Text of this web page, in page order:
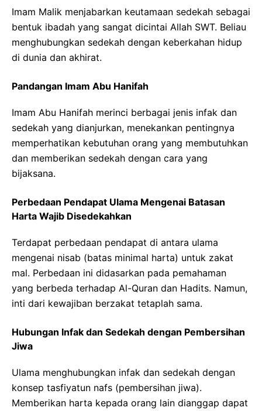
Imam Malik menjabarkan keutamaan sedekah sebagai
bentuk ibadah yang sangat dicintai Allah SWT. Beliau
menghubungkan sedekah dengan keberkahan hidup
di dunia dan akhirat.
Pandangan Imam Abu Hanifah
Imam Abu Hanifah merinci berbagai jenis infak dan
sedekah yang dianjurkan, menekankan pentingnya
memperhatikan kebutuhan orang yang membutuhkan
dan memberikan sedekah dengan cara yang
bijaksana.
Perbedaan Pendapat Ulama Mengenai Batasan
Harta Wajib Disedekahkan
Terdapat perbedaan pendapat di antara ulama
mengenai nisab (batas minimal harta) untuk zakat
mal. Perbedaan ini didasarkan pada pemahaman
yang berbeda terhadap Al-Quran dan Hadits. Namun,
inti dari kewajiban berzakat tetaplah sama.
Hubungan Infak dan Sedekah dengan Pembersihan
Jiwa
Ulama menghubungkan infak dan sedekah dengan
konsep tasfiyatun nafs (pembersihan jiwa).
Memberikan harta kepada orang lain dianggap dapat